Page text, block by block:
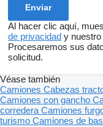
Al hacer clic aquí,
de privacidad y nuestro
Procesaremos sus
solicitud.
Véase también
Camiones Cabezas
Camiones con gancho
corredera Camiones
turismo Camiones de